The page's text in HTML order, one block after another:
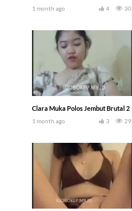
1 month ago 30
4
Clara Muka Polos Jembut Brutal 2
1 month ago 29
3